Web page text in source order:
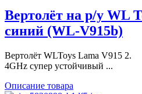
Вертолёт на р/у WL
синий (WL-V915b)
Вертолёт WLToys Lama V915 2.
4GHz супер устойчивый ...
Описание товара